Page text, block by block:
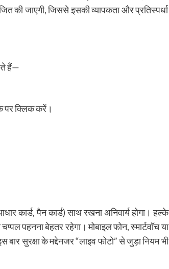
की जाएगी, जिससे इसकी व्यापकता और प्रतिस्पर्धा
हैं—
क्लिक करें।
कार्ड, पैन कार्ड) साथ रखना अनिवार्य होगा। हल्के
पहनना बेहतर रहेगा। मोबाइल फोन, स्मार्टवॉच या
सुरक्षा के मद्देनजर “लाइव फोटो” से जुड़ा नियम भी